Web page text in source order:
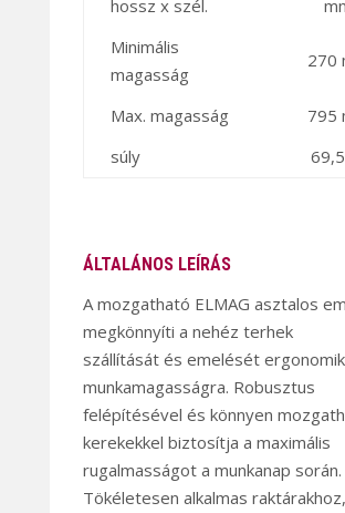
hossz x szél.
Minimális
magasság
270
Max. magasság
795
súly
ÁLTALÁNOS LEÍRÁS
A mozgatható ELMAG asztalos
megkönnyíti a nehéz terhek
szállítását és emelését
munkamagasságra. Robusztus
felépítésével és könnyen
kerekekkel biztosítja a maximális
rugalmasságot a munkanap során.
Tökéletesen alkalmas raktárakhoz,